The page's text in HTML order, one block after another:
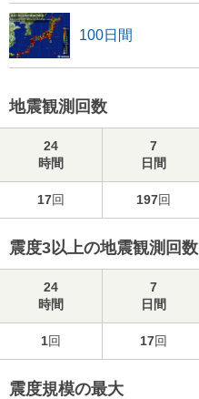
100日間
地震観測回数
24
時間
7
日間
17回 197回
震度3以上の地震観測回数
24
時間
7
日間
1回 17回
震度規模の最大